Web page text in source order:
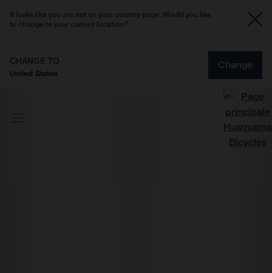
It looks like you are not on your country page. Would you like
to change to your current location?
CHANGE TO
United States
Change